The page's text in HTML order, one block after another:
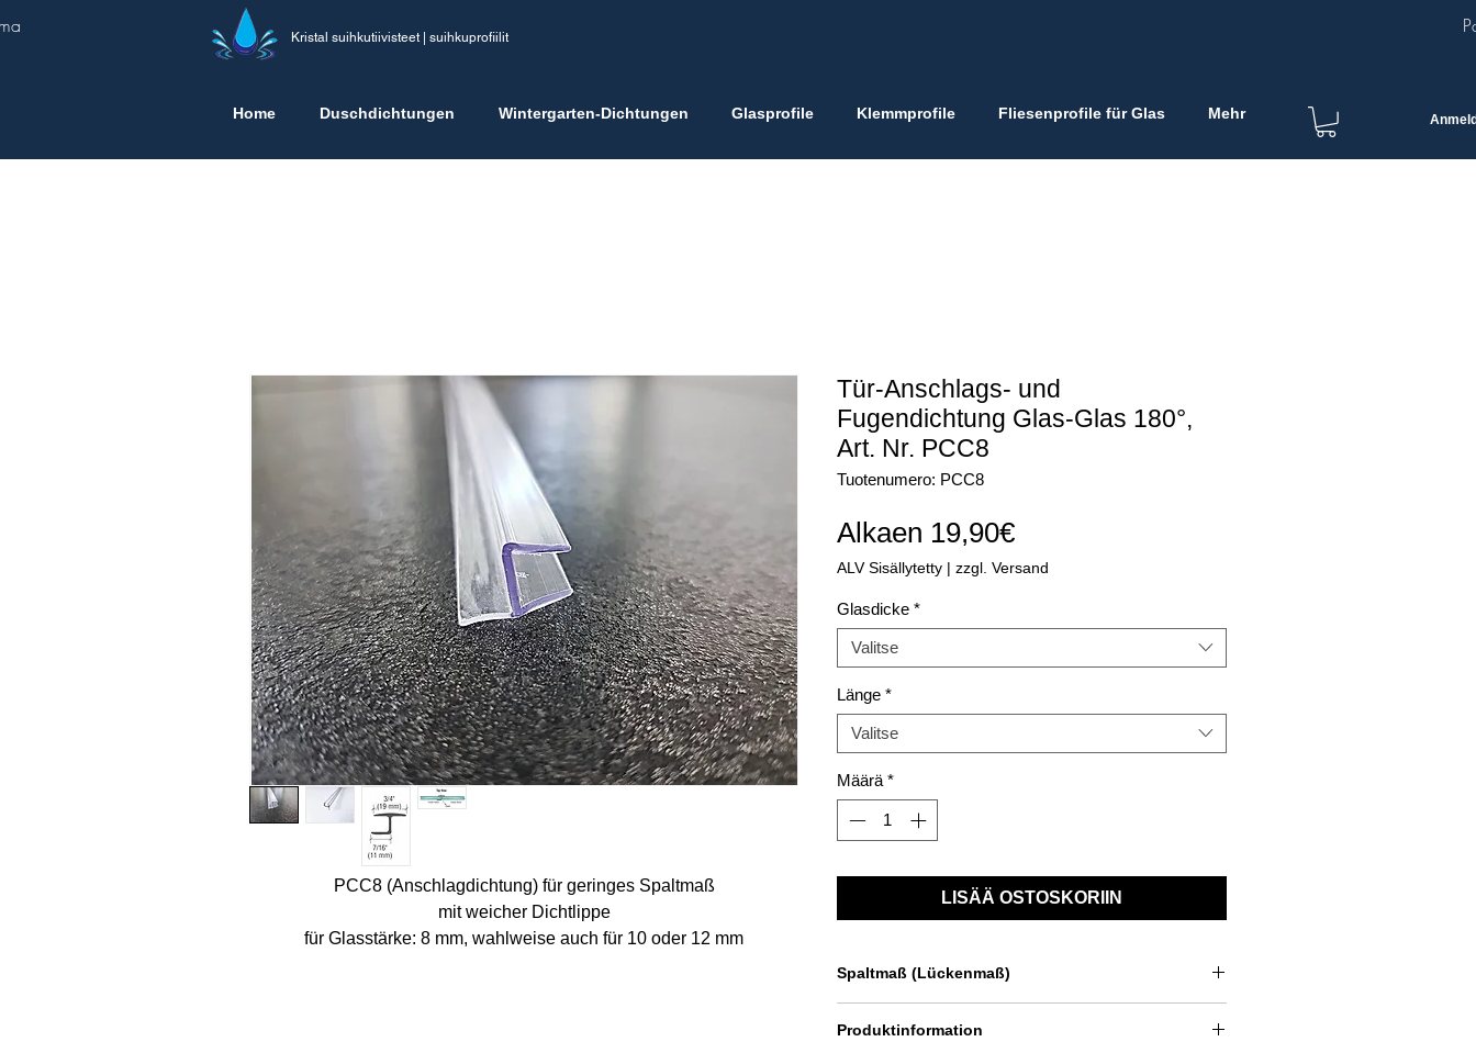
Kristal suihkutiivisteet | suihkuprofiilit
Home Duschdichtungen Wintergarten-Dichtungen Glasprofile Klemmprofile Fliesenprofile für Glas Mehr
PCC8 (Anschlagdichtung) für geringes Spaltmaß
mit weicher Dichtlippe
für Glasstärke: 8 mm, wahlweise auch für 10 oder 12 mm
Tür-Anschlags- und
Fugendichtung Glas-Glas 180°,
Art. Nr. PCC8
Tuotenumero: PCC8
Alkaen 19,90€Alehinta
ALV Sisällytetty | zzgl. Versand
Glasdicke *
Valitse
Länge *
Valitse
Määrä *
LISÄÄ OSTOSKORIIN
Spaltmaß (Lückenmaß)
Produktinformation